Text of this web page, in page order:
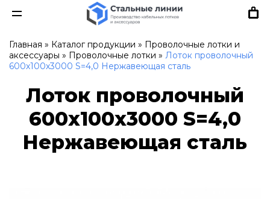
Главная » Каталог продукции » Проволочные лотки и
аксессуары » Проволочные лотки » Лоток проволочный
600х100х3000 S=4,0 Нержавеющая сталь
Лоток проволочный
600х100х3000 S=4,0
Нержавеющая сталь